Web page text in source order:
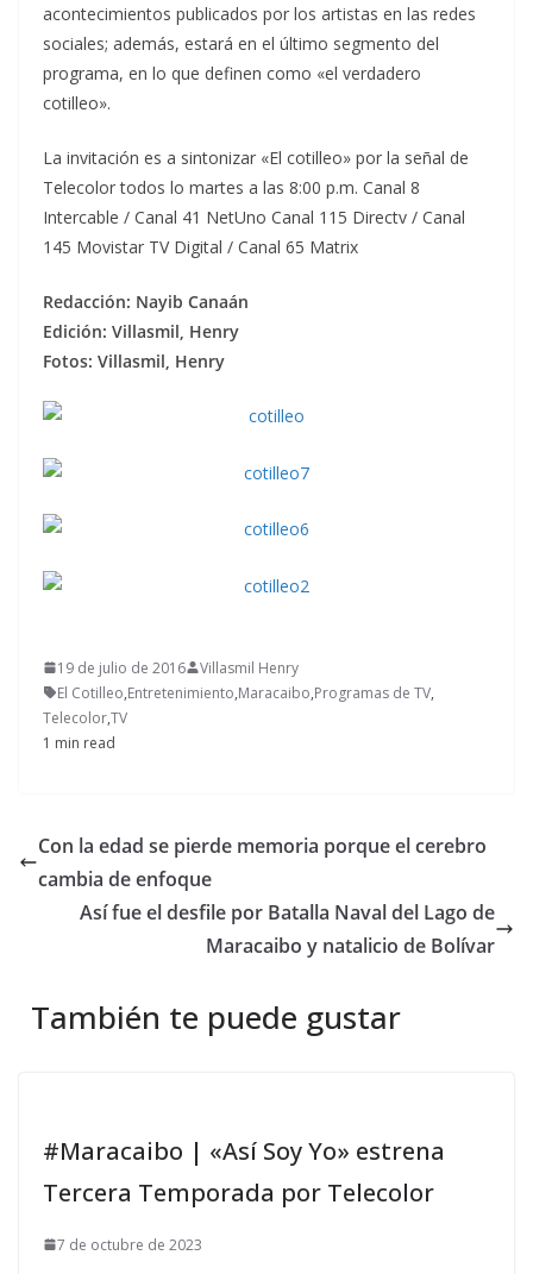
acontecimientos publicados por los artistas en las redes
sociales; además, estará en el último segmento del
programa, en lo que definen como «el verdadero
cotilleo».
La invitación es a sintonizar «El cotilleo» por la señal de
Telecolor todos lo martes a las 8:00 p.m. Canal 8
Intercable / Canal 41 NetUno Canal 115 Directv / Canal
145 Movistar TV Digital / Canal 65 Matrix
Redacción: Nayib Canaán
Edición: Villasmil, Henry
Fotos: Villasmil, Henry
19 de julio de 2016
Villasmil Henry
El Cotilleo,Entretenimiento,Maracaibo,Programas de TV,
Telecolor,TV
1 min read
Con la edad se pierde memoria porque el cerebro
cambia de enfoque
Así fue el desfile por Batalla Naval del Lago de
Maracaibo y natalicio de Bolívar
También te puede gustar
#Maracaibo | «Así Soy Yo» estrena
Tercera Temporada por Telecolor
7 de octubre de 2023